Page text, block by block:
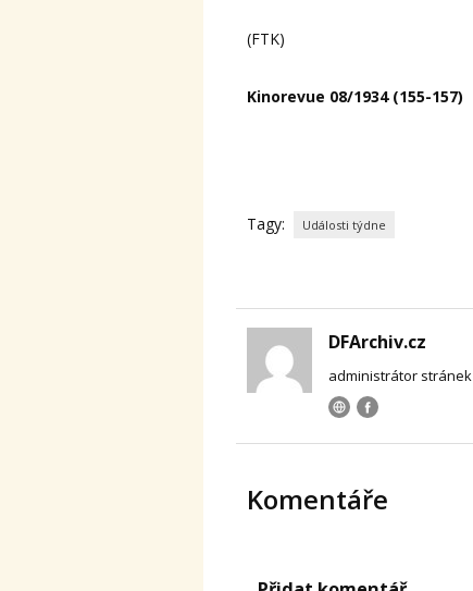
(FTK)
Kinorevue 08/1934 (155-157)
Tagy: Události týdne
DFArchiv.cz
administrátor stránek
Komentáře